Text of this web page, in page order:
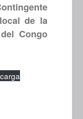
de la
Congo